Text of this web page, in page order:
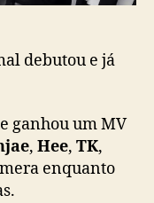
r
f
a
i
x
debutou e já
ganhou um MV
, Hee, TK,
enquanto